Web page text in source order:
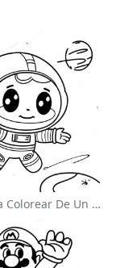
Página Para Colorear De Un Astronauta Lindo Flotando En El Espacio